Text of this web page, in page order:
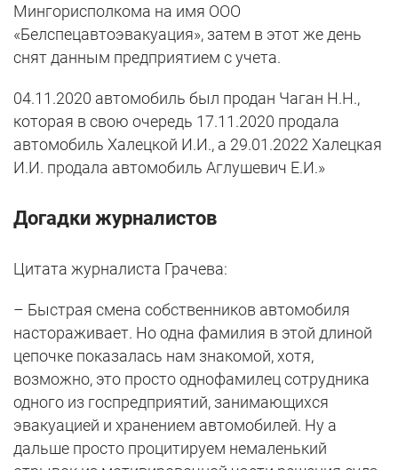
Мингорисполкома на имя ООО
«Белспецавтоэвакуация», затем в этот же день
снят данным предприятием с учета.
04.11.2020 автомобиль был продан Чаган Н.Н.,
которая в свою очередь 17.11.2020 продала
автомобиль Халецкой И.И., а 29.01.2022 Халецкая
И.И. продала автомобиль Аглушевич Е.И.»
Догадки журналистов
Цитата журналиста Грачева:
– Быстрая смена собственников автомобиля
настораживает. Но одна фамилия в этой длиной
цепочке показалась нам знакомой, хотя,
возможно, это просто однофамилец сотрудника
одного из госпредприятий, занимающихся
эвакуацией и хранением автомобилей. Ну а
дальше просто процитируем немаленький